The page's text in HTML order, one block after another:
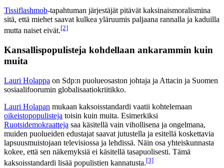
Tissiflashmob-tapahtuman järjestäjät pitävät kaksinaismoralismina
sitä, että miehet saavat kulkea yläruumis paljaana rannalla ja kaduilla
mutta naiset eivät.[2]
Kansallispopulisteja kohdellaan ankarammin kuin
muita
Lauri Holappa on Sdp:n puolueosaston johtaja ja Attacin ja Suomen
sosiaalifoorumin globalisaatiokriitikko.
Lauri Holapan mukaan kaksoisstandardi vaatii kohtelemaan
oikeistopopulisteja toisin kuin muita. Esimerkiksi
Ruotsidemokraatteja saa käsitellä vain vihollisena ja ongelmana,
muiden puolueiden edustajat saavat jutustella ja esitellä koskettavia
lapsuusmuistojaan televisiossa ja lehdissä. Näin osa yhteiskunnasta
kokee, että sen näkemyksiä ei käsitellä tasapuolisesti. Tämä
kaksoisstandardi lisää populistien kannatusta.[3]